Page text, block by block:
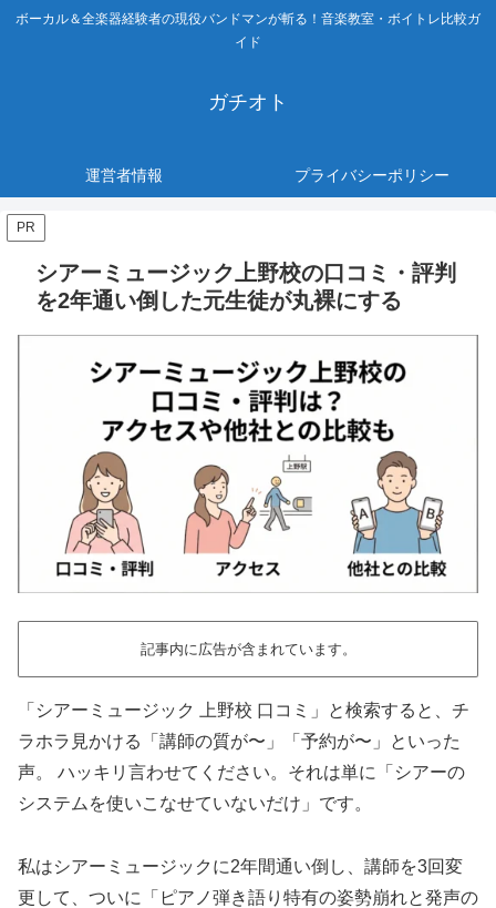
ボーカル＆全楽器経験者の現役バンドマンが斬る！音楽教室・ボイトレ比較ガ
イド
ガチオト
運営者情報 プライバシーポリシー
PR
シアーミュージック上野校の口コミ・評判
を2年通い倒した元生徒が丸裸にする
記事内に広告が含まれています。
「シアーミュージック 上野校 口コミ」と検索すると、チ
ラホラ見かける「講師の質が〜」「予約が〜」といった
声。 ハッキリ言わせてください。それは単に「シアーの
システムを使いこなせていないだけ」です。
私はシアーミュージックに2年間通い倒し、講師を3回変
更して、ついに「ピアノ弾き語り特有の姿勢崩れと発声の